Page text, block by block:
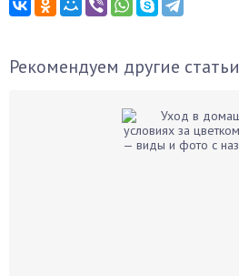
Рекомендуем другие статьи